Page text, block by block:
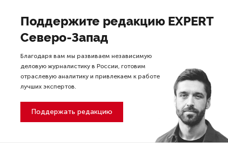
Поддержите редакцию EXPERT
Северо-Запад
Благодаря вам мы развиваем независимую
деловую журналистику в России, готовим
отраслевую аналитику и привлекаем к работе
лучших экспертов.
Поддержать редакцию